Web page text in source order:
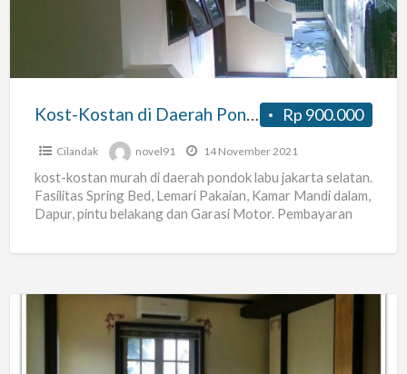
Jakarta
Rp 900.000
Kost-Kostan di Daerah Pondok Labu Jakarta Selatan
Cilandak novel91 14 November 2021
kost-kostan murah di daerah pondok labu jakarta selatan.
Fasilitas Spring Bed, Lemari Pakaian, Kamar Mandi dalam,
Dapur, pintu belakang dan Garasi Motor. Pembayaran
Exclusive